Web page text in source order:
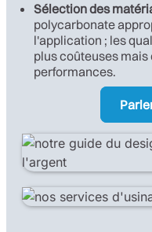
Sélection des
polycarbonate
l'application ; les
plus coûteuses
performances.